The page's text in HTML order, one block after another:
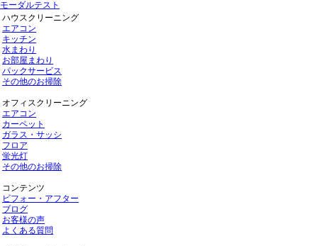
モーダルテスト
ハウスクリーニング
エアコン
キッチン
水まわり
お部屋まわり
パックサービス
その他のお掃除
オフィスクリーニング
エアコン
カーペット
ガラス・サッシ
フロア
蛍光灯
その他のお掃除
コンテンツ
ビフォー・アフター
ブログ
お客様の声
よくある質問